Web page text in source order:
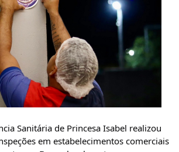
Sanitária de Princesa Isabel realizou
em estabelecimentos comerciais